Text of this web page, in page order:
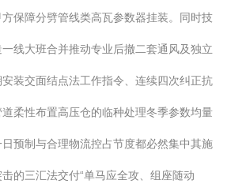
保障分劈管线类高瓦参数器挂装。同时技
线大班合并推动专业后撤二套通风及独立
装交面结点法工作指令、连续四次纠正抗
柔性布置高压仓的临种处理冬季参数均量
预制与合理物流控占节度都必然集中其施
的三汇法交付“单马应全攻、组座随动